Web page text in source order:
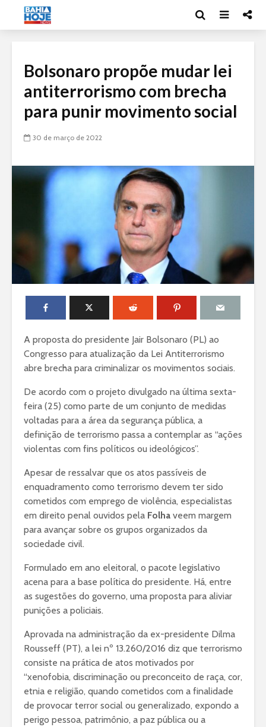
Bolsonaro propõe mudar lei
antiterrorismo com brecha
para punir movimento social
30 de março de 2022
A proposta do presidente Jair Bolsonaro (PL) ao
Congresso para atualização da Lei Antiterrorismo
abre brecha para criminalizar os movimentos sociais.
De acordo com o projeto divulgado na última sexta-
feira (25) como parte de um conjunto de medidas
voltadas para a área da segurança pública, a
definição de terrorismo passa a contemplar as “ações
violentas com fins políticos ou ideológicos”.
Apesar de ressalvar que os atos passíveis de
enquadramento como terrorismo devem ter sido
cometidos com emprego de violência, especialistas
em direito penal ouvidos pela Folha veem margem
para avançar sobre os grupos organizados da
sociedade civil.
Formulado em ano eleitoral, o pacote legislativo
acena para a base política do presidente. Há, entre
as sugestões do governo, uma proposta para aliviar
punições a policiais.
Aprovada na administração da ex-presidente Dilma
Rousseff (PT), a lei nº 13.260/2016 diz que terrorismo
consiste na prática de atos motivados por
“xenofobia, discriminação ou preconceito de raça, cor,
etnia e religião, quando cometidos com a finalidade
de provocar terror social ou generalizado, expondo a
perigo pessoa, patrimônio, a paz pública ou a